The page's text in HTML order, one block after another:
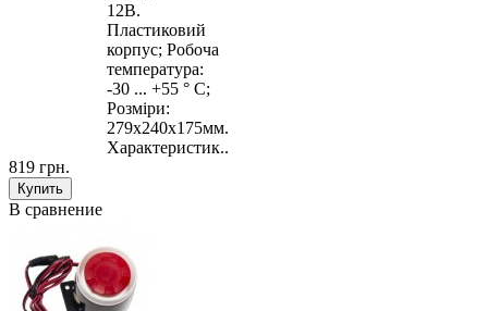
12В.
Пластиковий
корпус; Робоча
температура:
-30 ... +55 ° С;
Розміри:
279x240x175мм.
Характеристик..
819 грн.
В сравнение